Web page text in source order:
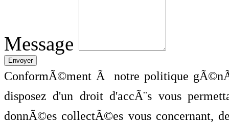
Message
ConformÃ©ment Ã notre politique
disposez d'un droit d'accÃ¨s vous
donnÃ©es collectÃ©es vous concernant,